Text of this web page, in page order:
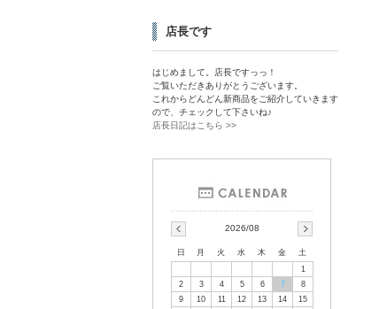
店長です
はじめまして。店長ですっっ！
ご覧いただきありがとうございます。
これからどんどん新商品をご紹介していきます
ので、チェックして下さいね♪
店長日記はこちら >>
2026/08
日 月 火 水 木 金
土
1
2
3 4 5 6 7
8
9
10 11 12 13 14
15